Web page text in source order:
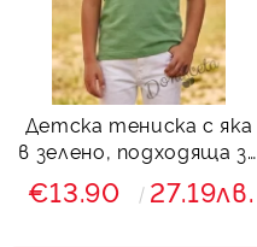
Детска тениска с яка
в зелено, подходяща за
момче или момиче и за
ученическа униформа
€13.90 27.19лв.